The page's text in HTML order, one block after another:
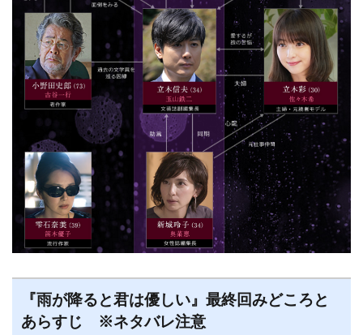
『雨が降ると君は優しい』最終回みどころと
あらすじ ※ネタバレ注意